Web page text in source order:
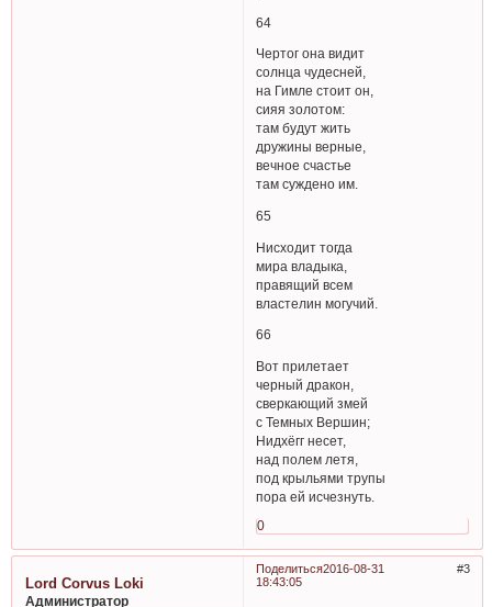
64
Чертог она видит
солнца чудесней,
на Гимле стоит он,
сияя золотом:
там будут жить
дружины верные,
вечное счастье
там суждено им.
65
Нисходит тогда
мира владыка,
правящий всем
властелин могучий.
66
Вот прилетает
черный дракон,
сверкающий змей
с Темных Вершин;
Нидхёгг несет,
над полем летя,
под крыльями трупы
пора ей исчезнуть.
0
Поделиться 3
2016-08-31
18:43:05
Lord Corvus Loki
Администратор